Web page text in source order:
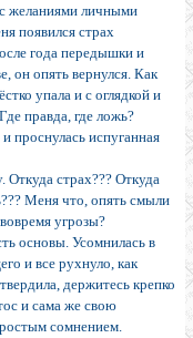
желаниями личными
появился страх
года передышки и
он опять вернулся. Как
упала и с оглядкой и
правда, где ложь?
проснулась испуганная
страх??? Откуда
Меня что, опять смыли
угрозы?
основы. Усомнилась в
и все рухнуло, как
держитесь крепко
и сама же свою
сомнением.